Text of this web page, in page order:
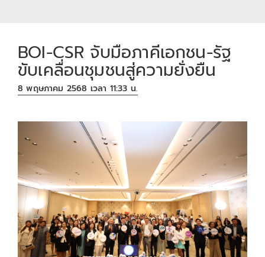
BOI-CSR จับมือภาคีเอกชน-รัฐ
ขับเคลื่อนชุมชนสู่ความยั่งยืน
8 พฤษภาคม 2568 เวลา 11:33 น.